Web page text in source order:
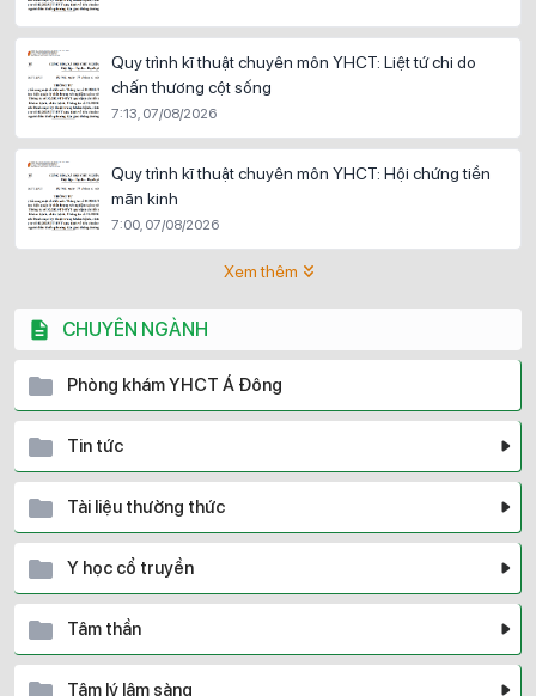
Quy trình kĩ thuật chuyên môn YHCT: Liệt tứ chi do
chấn thương cột sống
7:13, 07/08/2026
Quy trình kĩ thuật chuyên môn YHCT: Hội chứng tiền
mãn kinh
7:00, 07/08/2026
Xem thêm
CHUYÊN NGÀNH
Phòng khám YHCT Á Đông
Tin tức
Tài liệu thường thức
Y học cổ truyền
Tâm thần
Tâm lý lâm sàng